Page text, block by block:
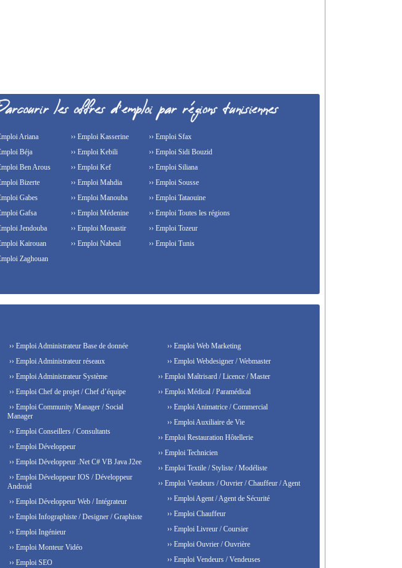
Ariana
Béja
Ben Arous
Bizerte
Gabes
Gafsa
Jendouba
Kairouan
›› Emploi Kasserine
›› Emploi Kebili
›› Emploi Kef
›› Emploi Mahdia
›› Emploi Manouba
›› Emploi Médenine
›› Emploi Monastir
›› Emploi Nabeul
›› Emploi Sfax
›› Emploi Sidi Bouzid
›› Emploi Siliana
›› Emploi Sousse
›› Emploi Tataouine
›› Emploi Toutes les régions
›› Emploi Tozeur
›› Emploi Tunis
Zaghouan
›› Emploi Administrateur Base de donnée
›› Emploi Administrateur réseaux
›› Emploi Administrateur Système
›› Emploi Chef de projet / Chef d’équipe
›› Emploi Community Manager / Social
Manager
›› Emploi Conseillers / Consultants
›› Emploi Développeur
›› Emploi Développeur .Net C# VB Java J2ee
›› Emploi Développeur IOS / Développeur
Android
›› Emploi Développeur Web / Intégrateur
›› Emploi Infographiste / Designer / Graphiste
›› Emploi Ingénieur
›› Emploi Monteur Vidéo
›› Emploi SEO
›› Emploi Web Marketing
›› Emploi Webdesigner / Webmaster
›› Emploi Maîtrisard / Licence / Master
›› Emploi Médical / Paramédical
›› Emploi Animatrice / Commercial
›› Emploi Auxiliaire de Vie
›› Emploi Restauration Hôtellerie
›› Emploi Technicien
›› Emploi Textile / Styliste / Modéliste
›› Emploi Vendeurs / Ouvrier / Chauffeur / Agent
›› Emploi Agent / Agent de Sécurité
›› Emploi Chauffeur
›› Emploi Livreur / Coursier
›› Emploi Ouvrier / Ouvrière
›› Emploi Vendeurs / Vendeuses